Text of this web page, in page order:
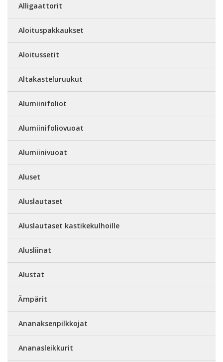
Alligaattorit
Aloituspakkaukset
Aloitussetit
Altakasteluruukut
Alumiinifoliot
Alumiinifoliovuoat
Alumiinivuoat
Aluset
Aluslautaset
Aluslautaset kastikekulhoille
Alusliinat
Alustat
Ämpärit
Ananaksenpilkkojat
Ananasleikkurit